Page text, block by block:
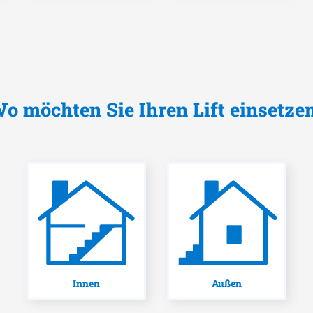
möchten Sie Ihren Lift
Innen Außen